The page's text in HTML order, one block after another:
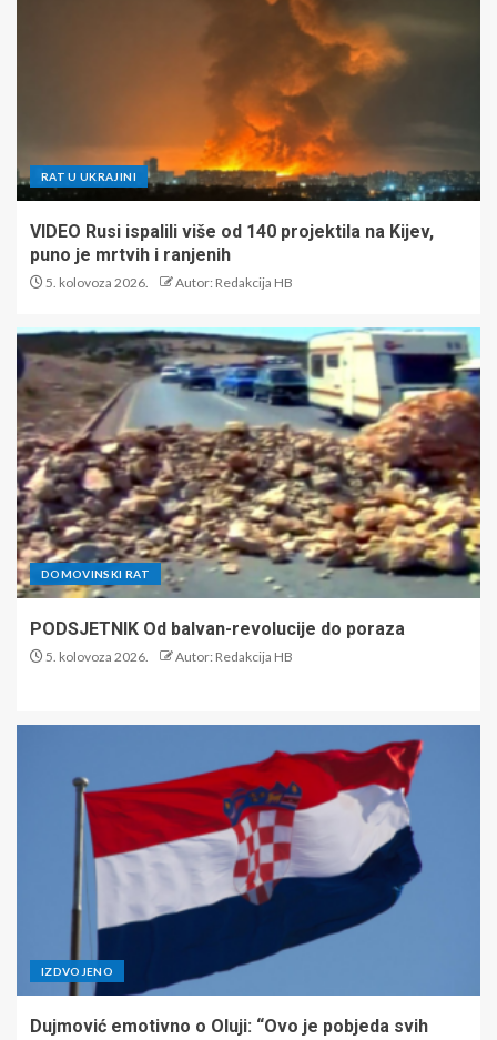
RAT U UKRAJINI
VIDEO Rusi ispalili više od 140 projektila na Kijev,
puno je mrtvih i ranjenih
5. kolovoza 2026. Autor: Redakcija HB
DOMOVINSKI RAT
PODSJETNIK Od balvan-revolucije do poraza
5. kolovoza 2026. Autor: Redakcija HB
IZDVOJENO
Dujmović emotivno o Oluji: “Ovo je pobjeda svih